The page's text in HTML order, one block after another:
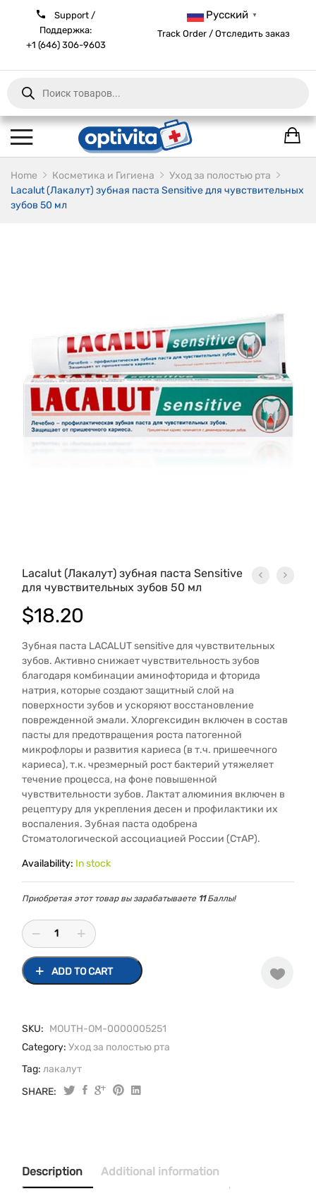
Support /
Поддержка:
+1 (646) 306-9603
Русский ▼
Track Order / Отследить заказ
Products
search
Home Косметика и Гигиена
Уход за полостью рта
Lacalut (Лакалут) зубная паста Sensitive для чувствительных
зубов 50 мл
Lacalut (Лакалут) зубная паста Sensitive
для чувствительных зубов 50 мл
$18.20
Зубная паста LACALUT sensitive для чувствительных
зубов. Активно снижает чувствительность зубов
благодаря комбинации аминофторида и фторида
натрия, которые создают защитный слой на
поверхности зубов и ускоряют восстановление
поврежденной эмали. Хлоргексидин включен в состав
пасты для предотвращения роста патогенной
микрофлоры и развития кариеса (в т.ч. пришеечного
кариеса), т.к. чрезмерный рост бактерий утяжеляет
течение процесса, на фоне повышенной
чувствительности зубов. Лактат алюминия включен в
рецептуру для укрепления десен и профилактики их
воспаления. Зубная паста одобрена
Стоматологической ассоциацией России (СтАР).
Availability: In stock
Приобретая этот товар вы зарабатываете 11Баллы!
Sensitive
для
ADD TO CART
SKU: MOUTH-OM-0000005251
Category: Уход за полостью рта
Tag: лакалут
SHARE:
Description Additional information